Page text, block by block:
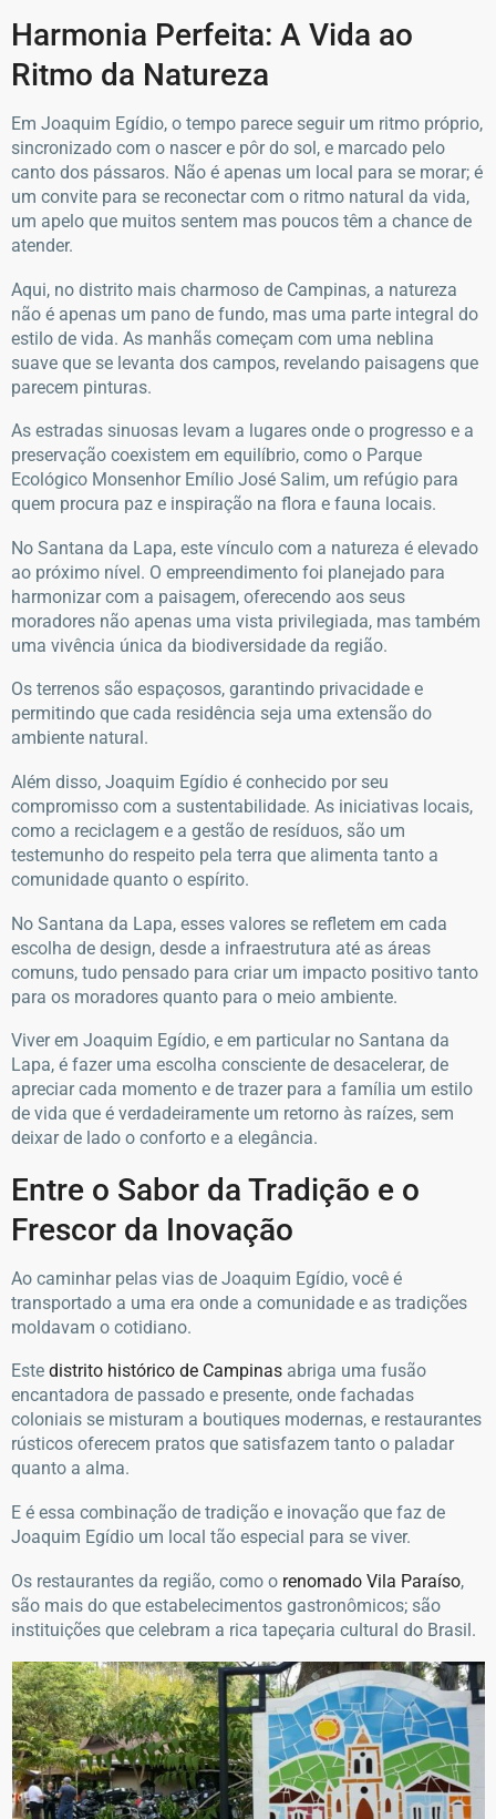
Harmonia Perfeita: A Vida ao
Ritmo da Natureza
Em Joaquim Egídio, o tempo parece seguir um ritmo próprio,
sincronizado com o nascer e pôr do sol, e marcado pelo
canto dos pássaros. Não é apenas um local para se morar; é
um convite para se reconectar com o ritmo natural da vida,
um apelo que muitos sentem mas poucos têm a chance de
atender.
Aqui, no distrito mais charmoso de Campinas, a natureza
não é apenas um pano de fundo, mas uma parte integral do
estilo de vida. As manhãs começam com uma neblina
suave que se levanta dos campos, revelando paisagens que
parecem pinturas.
As estradas sinuosas levam a lugares onde o progresso e a
preservação coexistem em equilíbrio, como o Parque
Ecológico Monsenhor Emílio José Salim, um refúgio para
quem procura paz e inspiração na flora e fauna locais.
No Santana da Lapa, este vínculo com a natureza é elevado
ao próximo nível. O empreendimento foi planejado para
harmonizar com a paisagem, oferecendo aos seus
moradores não apenas uma vista privilegiada, mas também
uma vivência única da biodiversidade da região.
Os terrenos são espaçosos, garantindo privacidade e
permitindo que cada residência seja uma extensão do
ambiente natural.
Além disso, Joaquim Egídio é conhecido por seu
compromisso com a sustentabilidade. As iniciativas locais,
como a reciclagem e a gestão de resíduos, são um
testemunho do respeito pela terra que alimenta tanto a
comunidade quanto o espírito.
No Santana da Lapa, esses valores se refletem em cada
escolha de design, desde a infraestrutura até as áreas
comuns, tudo pensado para criar um impacto positivo tanto
para os moradores quanto para o meio ambiente.
Viver em Joaquim Egídio, e em particular no Santana da
Lapa, é fazer uma escolha consciente de desacelerar, de
apreciar cada momento e de trazer para a família um estilo
de vida que é verdadeiramente um retorno às raízes, sem
deixar de lado o conforto e a elegância.
Entre o Sabor da Tradição e o
Frescor da Inovação
Ao caminhar pelas vias de Joaquim Egídio, você é
transportado a uma era onde a comunidade e as tradições
moldavam o cotidiano.
Estedistrito histórico de Campinas abriga uma fusão
encantadora de passado e presente, onde fachadas
coloniais se misturam a boutiques modernas, e restaurantes
rústicos oferecem pratos que satisfazem tanto o paladar
quanto a alma.
E é essa combinação de tradição e inovação que faz de
Joaquim Egídio um local tão especial para se viver.
Os restaurantes da região, como o renomado Vila Paraíso,
são mais do que estabelecimentos gastronômicos; são
instituições que celebram a rica tapeçaria cultural do Brasil.